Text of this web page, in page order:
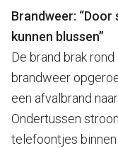
Brandweer: “Door
kunnen blussen”
De brand brak
brandweer
een afvalbrand
Ondertussen
telefoontjes